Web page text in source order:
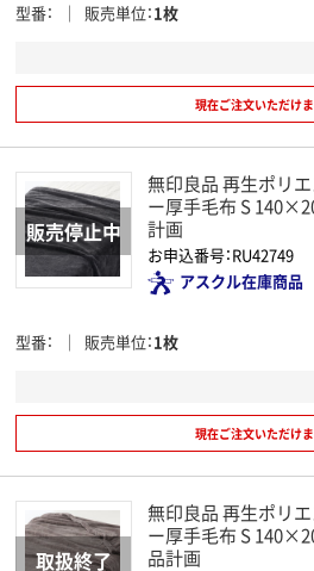
型番 販売単位 1枚
現在ご注文いただけ
無印良品 再生ポリ
ー厚手毛布 S
計画
お申込番号：RU42749
アスクル在庫商品
型番 販売単位 1枚
現在ご注文いただけ
無印良品 再生ポリ
ー厚手毛布 S
品計画